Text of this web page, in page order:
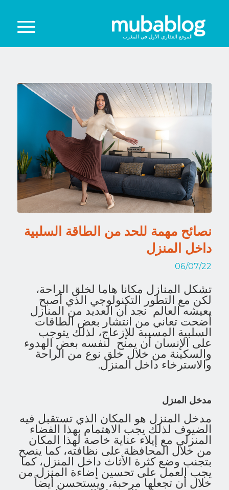
الموقع العقاري الأول في المغرب
نصائح مهمة للحد من الطاقة السلبية
داخل المنزل
06/07/22
تشكل المنازل مكانا هاما لخلق الراحة،
لكن مع التطور التكنولوجي الذي أصبح
يعيشه العالم نجد أن العديد من المنازل
أضحت تعاني من انتشار بعض الطاقات
السلبية المسببة للإزعاج، لذلك يتوجب
على الإنسان أن يمنح لنفسه بعض الهدوء
والسكينة من خلال خلق نوع من الراحة
والاسترخاء داخل المنزل.
مدخل المنزل
مدخل المنزل هو المكان الذي تستقبل فيه
الضيوف لذلك يجب الاهتمام بهذا الفضاء
المنزلي مع إيلاء عناية خاصة لهذا المكان
من خلال المحافظة على نظافته، كما ينصح
بتجنب وضع كثرة الأثاث داخل المنزل، كما
يجب العمل على تحسين إضاءة المنزل من
خلال أن تجعلها مرحبة، ويستحسن أيضاً